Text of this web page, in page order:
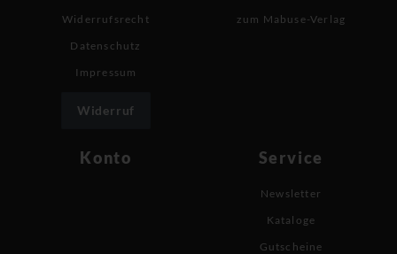
Widerrufsrecht
Datenschutz
Impressum
Widerruf
zum Mabuse-Verlag
Konto Service
Newsletter
Kataloge
Gutscheine